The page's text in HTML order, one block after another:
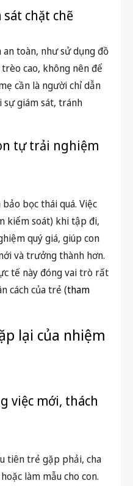
chặt chẽ
toàn, như sử dụng đồ
cao, không nên để
cần là người chỉ dẫn
sự giám sát, tránh
tự trải nghiệm
bọc thái quá. Việc
kiểm soát) khi tập đi,
quý giá, giúp con
và trưởng thành hơn.
tế này đóng vai trò rất
cách của trẻ (tham
lại của nhiệm
việc mới, thách
tiên trẻ gặp phải, cha
làm mẫu cho con.